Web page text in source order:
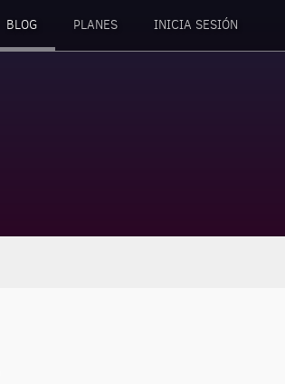
BLOG PLANES INICIA SESIÓN